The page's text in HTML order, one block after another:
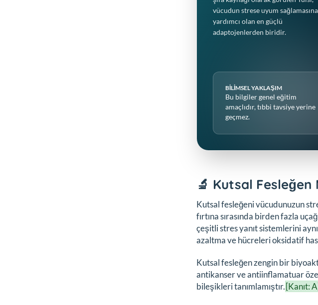
vücudun strese uyum sağlamasına
yardımcı olan en güçlü
adaptojenlerden biridir.
BILIMSEL YAKLAŞIM
Bu bilgiler genel eğitim
amaçlıdır, tıbbi tavsiye yerine
geçmez.
dengeleyerek zihinsel ve fiziksel strese karşı direnç geliştirir.
🔬 Kutsal Fesleğen
Kutsal fesleğeni vücudunuzun
fırtına sırasında birden fazla
çeşitli stres yanıt sistemlerini
azaltma ve hücreleri oksidatif
Kutsal fesleğen zengin bir
antikanser ve antiinflamatuar
bileşikleri tanımlamıştır.[Kanıt: